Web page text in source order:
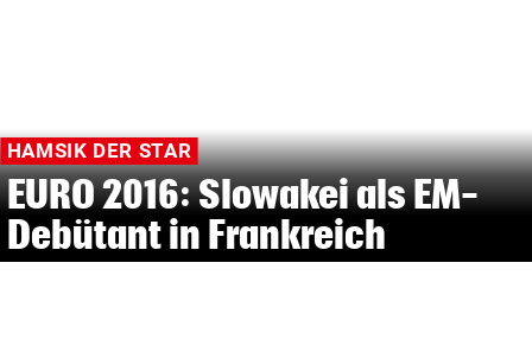
HAMSIK DER STAR
EURO 2016: Slowakei als EM-
Debütant in Frankreich